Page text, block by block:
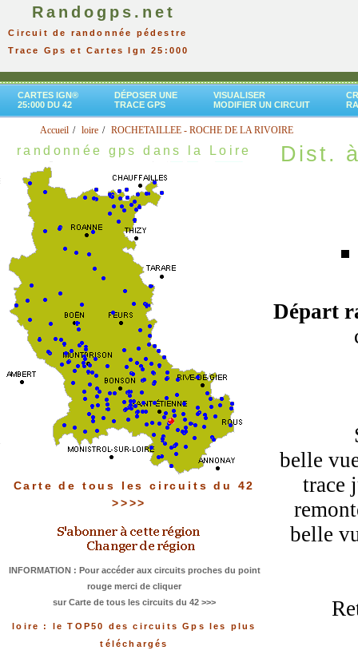
Randogps.net
Circuit de randonnée pédestre
Trace Gps et Cartes Ign 25:000
CARTES IGN®
25:000 DU 42
DÉPOSER UNE
TRACE GPS
VISUALISER
MODIFIER UN CIRCUIT
Accueil loire ROCHETAILLEE - ROCHE DE LA RIVOIRE
randonnée gps dans la Loire
Carte de tous les circuits du 42
>>>>
INFORMATION : Pour accéder aux circuits proches du point
rouge merci de cliquer
sur Carte de tous les circuits du 42 >>>
loire : le TOP50 des circuits Gps les plus
téléchargés
Dist.
Départ
belle
trace
belle